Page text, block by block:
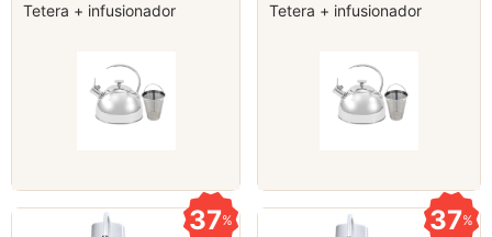
Tetera + infusionador
Tetera + infusionador
37% 37%